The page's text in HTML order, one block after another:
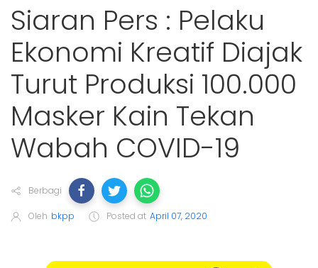
Siaran Pers : Pelaku
Ekonomi Kreatif Diajak
Turut Produksi 100.000
Masker Kain Tekan
Wabah COVID-19
Berbagi
Oleh bkpp Posted at April 07, 2020